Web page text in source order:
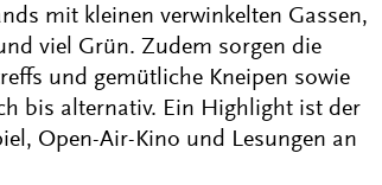
mit kleinen verwinkelten Gassen,
viel Grün. Zudem sorgen die
und gemütliche Kneipen sowie
bis alternativ. Ein Highlight ist der
Open-Air-Kino und Lesungen an